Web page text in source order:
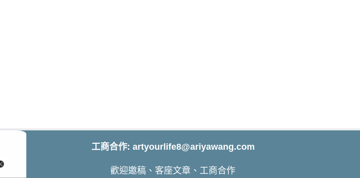
工商合作: artyourlife8@ariyawang.com
歡迎邀稿、客座文章、工商合作